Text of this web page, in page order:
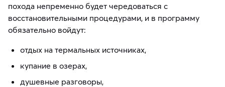
похода непременно будет чередоваться с
восстановительными процедурами, и в программу
обязательно войдут:
отдых на термальных источниках,
купание в озерах,
душевные разговоры,